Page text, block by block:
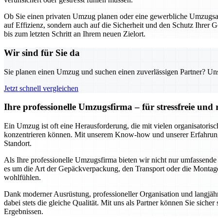
Ob Sie einen privaten Umzug planen oder eine gewerbliche
auf Effizienz, sondern auch auf die Sicherheit und den Schutz Ihrer
bis zum letzten Schritt an Ihrem neuen Zielort.
Wir sind für Sie da
Sie planen einen Umzug und suchen einen zuverlässigen Partner?
Jetzt schnell vergleichen
Ihre professionelle Umzugsfirma – für stressfreie und
Ein Umzug ist oft eine Herausforderung, die mit vielen
konzentrieren können. Mit unserem Know-how und unserer
Standort.
Als Ihre professionelle Umzugsfirma bieten wir nicht nur
es um die Art der Gepäckverpackung, den Transport oder die
wohlfühlen.
Dank moderner Ausrüstung, professioneller Organisation und
dabei stets die gleiche Qualität. Mit uns als Partner können Sie
Ergebnissen.